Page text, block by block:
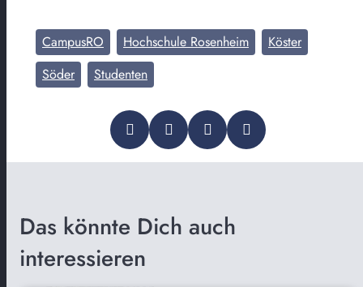
CampusRO Hochschule Rosenheim
Köster
Söder
Studenten
Das könnte Dich auch
interessieren